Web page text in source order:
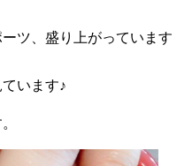
ツ、盛り上がっています
います♪